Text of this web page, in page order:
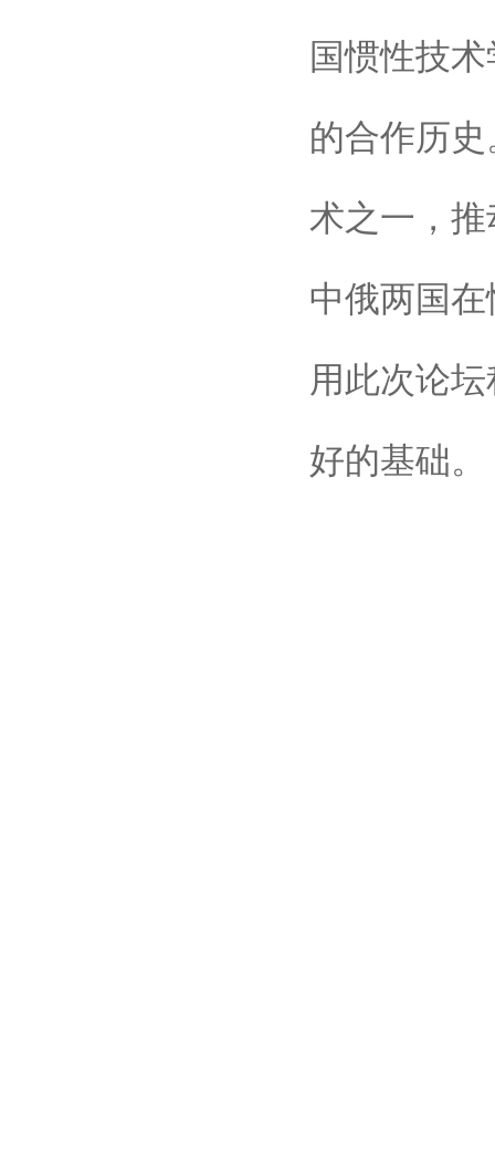
国惯性技
的合作历
术之一，
中俄两国
用此次论
好的基础。